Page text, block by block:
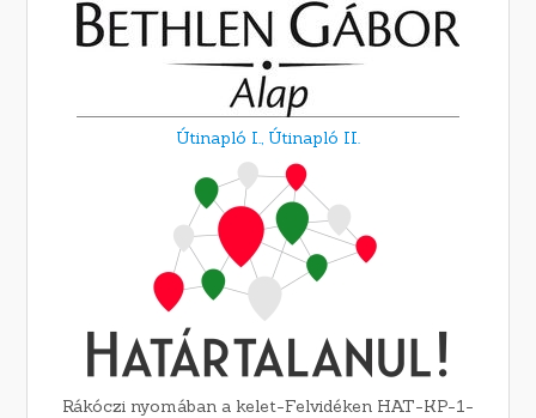
Útinapló I., Útinapló II.
Rákóczi nyomában a kelet-Felvidéken HAT-KP-1-